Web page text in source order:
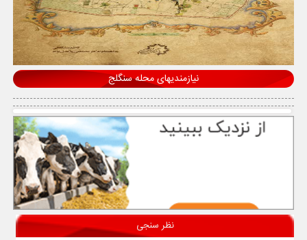
نیازمندیهای محله سنگلج
نظر سنجی